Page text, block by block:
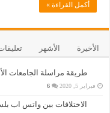
أكمل القراءة »
الأخيرة الأشهر
طريقة مراسلة الجامعات
فبراير 5, 2020 6
الاختلافات بين واتس اب